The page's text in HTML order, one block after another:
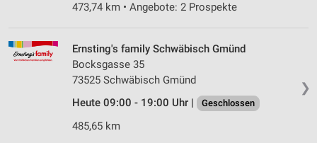
473,74 km • Angebote: 2 Prospekte
❯
Ernsting's family Schwäbisch Gmünd
Bocksgasse 35
73525 Schwäbisch Gmünd
Heute 09:00 - 19:00 Uhr |
Geschlossen
485,65 km